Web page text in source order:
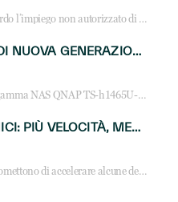
Shadow AI riguardo l’impiego non autorizzato di sistemi AI all’interno dell’azienda. E’ una pratica che si diffonde a partire dai dipendenti fino ai dirigenti e mette a repentaglio la cybersecurity, con costi più elevati per le organizzazioni. Due recenti report illustrano il fenomeno e forniscono dati in merito
NAS QNAP DI NUOVA GENERAZIONE: PIÙ PRESTAZIONI, SCALABILITÀ E PROTEZIONE DEI DATI PER LE INFRASTRUTTURE IT MODERNE
Scopri la nuova gamma NAS QNAP TS-h1465U-RP, TS-h1065eU e TS-h665U: storage aziendale con ZFS, DDR5, E1.S NVMe e connettività 2.5GbE per backup, virtualizzazione e cybersecurity.
CHIP FOTONICI: PIÙ VELOCITÀ, MENO CONSUMI PER L’AI
I chip fotonici promettono di accelerare alcune delle operazioni matematiche alla base dell’intelligenza artificiale